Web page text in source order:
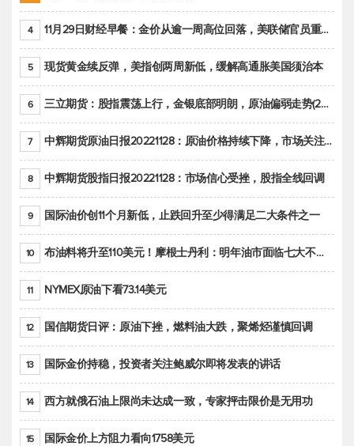
4 11月29日财经早餐：金价从逾一周高位回落，美联储官员重申鹰派立场推动美元回升
5 现货黄金续反弹，美指创两周新低，缓解高通胀美国须治本
6 三立期货：股指震荡上行，金银底部明朗，原油偏弱走势(20221128收评)
7 中辉期货原油日报20221128：原油价格持续下降，市场关注OPEC+新一轮产能政策
8 中辉期货股指日报20221128：市场信心受挫，股指全线回调
9 国际油价创11个月新低，止跌回升至少得满足二大条件之一
10 布油料将升至110美元！摩根士丹利：明年油市面临七大不确定性
11 NYMEX原油下看73.14美元
12 国信期货日评：原油下挫，燃料油大跌，聚烯烃谨慎回调
13 国际金价持稳，投资者关注鲍威尔即将发表的讲话
14 西方就俄石油上限尚未达成一致，专家抨击限价是无用功
15 国际金价上方阻力看向1758美元